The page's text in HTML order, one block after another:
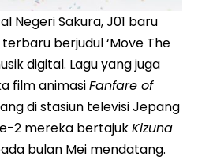
Negeri Sakura, J01 baru
berjudul ‘Move The
digital. Lagu yang juga
film animasiFanfare of
di stasiun televisi Jepang
2 mereka bertajukKizuna
bulan Mei mendatang.